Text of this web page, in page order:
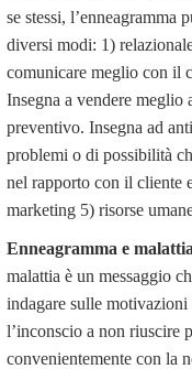
se stessi, l’enneagramma
diversi modi: 1)
comunicare meglio con il
Insegna a vendere meglio
preventivo. Insegna ad
problemi o di possibilità
nel rapporto con il cliente
marketing 5) risorse
Enneagramma e
malattia è un messaggio
indagare sulle motivazioni
l’inconscio a non riuscire
convenientemente con la